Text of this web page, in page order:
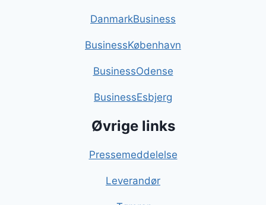
DanmarkBusiness
BusinessKøbenhavn
BusinessOdense
BusinessEsbjerg
Øvrige links
Pressemeddelelse
Leverandør